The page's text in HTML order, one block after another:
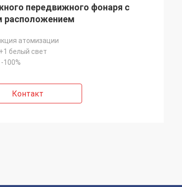
передвижного фонаря с
расположением
атомизации
белый свет
100%
Контакт